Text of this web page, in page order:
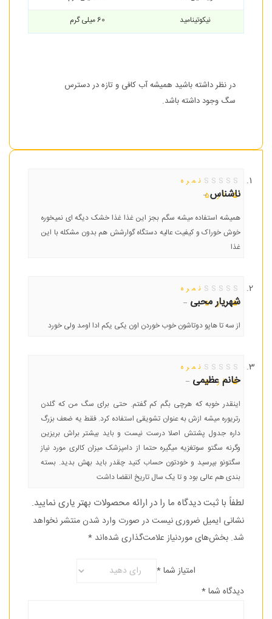
نیکوتینامید
60 میلی گرم
در نظر داشته باشید همیشه آب کافی و تازه در دسترس
سگ وجود داشته باشد.
نمره
5از 5
ناشناس–
همیشه استفاده میشه سگم بجز این غذا غذا خشک دیگه ای نمیخوره
خوش خوراک و کیفیت عالیه دستگاه گوارشش هم بدون مشکله با این
غذا
نمره
5از 5
شهریار محبی –
از سه تا هاپو دوتاشون خوب خوردن اون یکی یکم ادا اومد ولی خورد
نمره
5از 5
خانم عظیمی –
اینقدر خوبه که هرچی بگم کم گفتم. حتی برای سگ من که گلدن
رتریوره میشه ازش به عنوان تشویقی استفاده کرد. فقط یه ضعف بزرگ
داره جدول پشتش اصلا درست نیست و باید بیشتر براش بریزین
وگرنه سگتو سوتغزیه میگیره حتما از دامپزشک میزان کالری مورد نیاز
سگتونو بپرسید و خودتون حساب کنید چقدر باید بهش بدید. بسته
بندی هم عالی بود و تا یک سال تاریخ انقضا داشت
لطفاً با ثبت دیدگاه ما را در ارائه محصولات بهتر یاری نمایید.
نشانی ایمیل ضروری نیست در صورت وارد شدن منتشر نخواهد
شد. بخش‌های موردنیاز علامت‌گذاری شده‌اند *
امتیاز شما*
دیدگاه شما*